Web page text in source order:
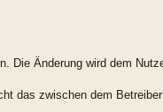
Die Änderung wird dem
das zwischen dem